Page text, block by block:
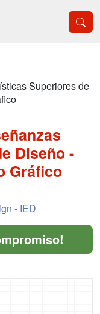
Superiores de
Diseño -
Gráfico
- IED